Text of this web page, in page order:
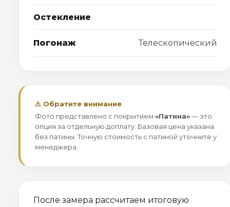
Остекление
Погонаж Телескопический
⚠ Обратите внимание
Фото представлено с покрытием «Патина»— это
опция за отдельную доплату. Базовая цена указана
без патины. Точную стоимость с патиной уточните у
менеджера.
После замера рассчитаем итоговую